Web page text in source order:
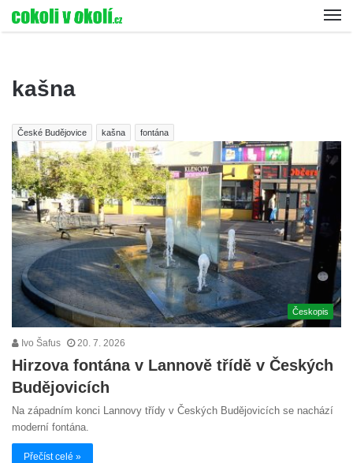
kašna
České Budějovice kašna fontána
Českopis
Ivo Šafus 20. 7. 2026
Hirzova fontána v Lannově třídě v Českých
Budějovicích
Na západním konci Lannovy třídy v Českých Budějovicích se nachází
moderní fontána.
Přečíst celé »